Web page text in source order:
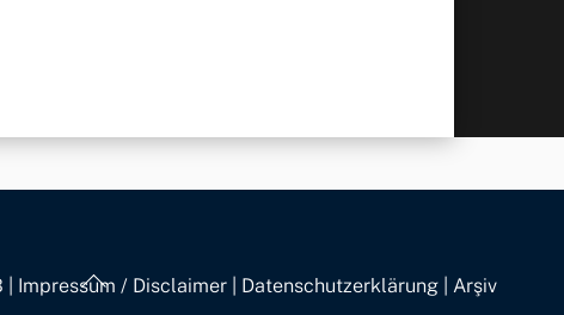
Back
Impressum / Disclaimer Datenschutzerklärung Arşiv